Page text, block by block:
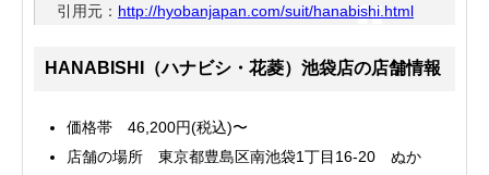
引用元： http://hyobanjapan.com/suit/hanabishi.html
HANABISHI（ハナビシ・花菱）池袋店の店舗情報
価格帯 46,200円(税込)〜
店舗の場所 東京都豊島区南池袋1丁目16-20 ぬか